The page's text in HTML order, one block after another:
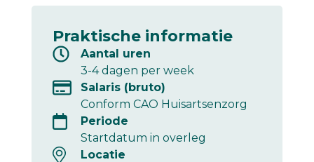
Praktische informatie
Aantal uren
3-4 dagen per week
Salaris (bruto)
Conform CAO Huisartsenzorg
Periode
Startdatum in overleg
Locatie